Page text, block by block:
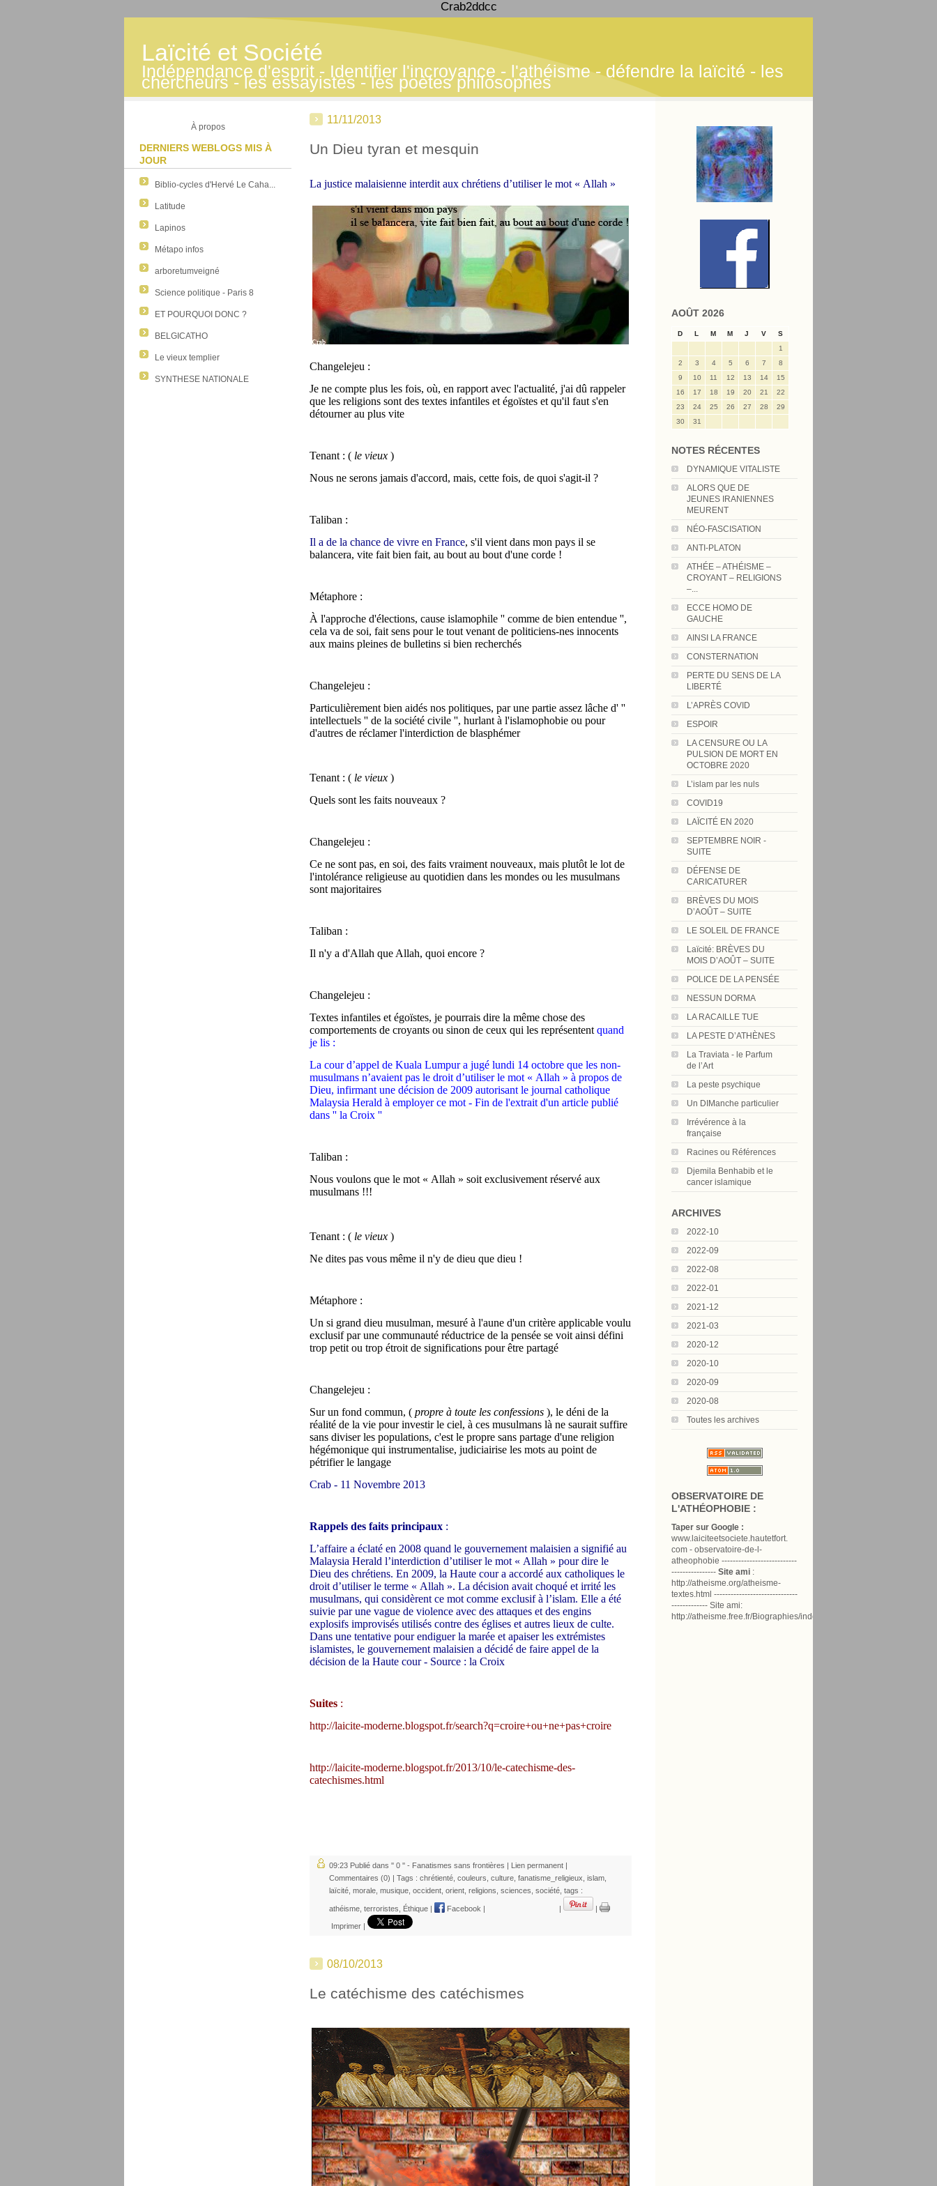
Crab2ddcc
Laïcité et Société
Indépendance d'esprit - Identifier l'incroyance - l'athéisme - défendre la laïcité - les
chercheurs - les essayistes - les poètes philosophes
À propos
DERNIERS WEBLOGS MIS À
JOUR
Biblio-cycles d'Hervé Le Caha...
Latitude
Lapinos
Métapo infos
arboretumveigné
Science politique - Paris 8
ET POURQUOI DONC ?
BELGICATHO
Le vieux templier
SYNTHESE NATIONALE
AOÛT 2026
D L M M J V
S
1
2
3 4 5 6 7
8
9
10 11 12 13 14
15
16
17 18 19 20 21
22
23
24 25 26 27 28
29
30
31
NOTES RÉCENTES
DYNAMIQUE VITALISTE
ALORS QUE DE
JEUNES IRANIENNES
MEURENT
NÉO-FASCISATION
ANTI-PLATON
ATHÉE – ATHÉISME –
CROYANT – RELIGIONS
–...
ECCE HOMO DE
GAUCHE
AINSI LA FRANCE
CONSTERNATION
PERTE DU SENS DE LA
LIBERTÉ
L’APRÈS COVID
ESPOIR
LA CENSURE OU LA
PULSION DE MORT EN
OCTOBRE 2020
L’islam par les nuls
COVID19
LAÏCITÉ EN 2020
SEPTEMBRE NOIR -
SUITE
DÉFENSE DE
CARICATURER
BRÈVES DU MOIS
D’AOÛT – SUITE
LE SOLEIL DE FRANCE
Laïcité: BRÈVES DU
MOIS D’AOÛT – SUITE
POLICE DE LA PENSÉE
NESSUN DORMA
LA RACAILLE TUE
LA PESTE D’ATHÈNES
La Traviata - le Parfum
de l’Art
La peste psychique
Un DIManche particulier
Irrévérence à la
française
Racines ou Références
Djemila Benhabib et le
cancer islamique
ARCHIVES
2022-10
2022-09
2022-08
2022-01
2021-12
2021-03
2020-12
2020-10
2020-09
2020-08
Toutes les archives
OBSERVATOIRE DE
L'ATHÉOPHOBIE :
Taper sur Google :
www.laiciteetsociete.hautetfort.
com - observatoire-de-l-
atheophobie ---------------------------
---------------- Site ami :
http://atheisme.org/atheisme-
textes.html ------------------------------
------------- Site ami:
http://atheisme.free.fr/Biographies/index.html
11/11/2013
Un Dieu tyran et mesquin
La justice malaisienne interdit aux chrétiens d’utiliser le mot « Allah »
Changelejeu :
Je ne compte plus les fois, où, en rapport avec l'actualité, j'ai dû rappeler
que les religions sont des textes infantiles et égoïstes et qu'il faut s'en
détourner au plus vite
Tenant : ( le vieux )
Nous ne serons jamais d'accord, mais, cette fois, de quoi s'agit-il ?
Taliban :
Il a de la chance de vivre en France, s'il vient dans mon pays il se
balancera, vite fait bien fait, au bout au bout d'une corde !
Métaphore :
À l'approche d'élections, cause islamophile '' comme de bien entendue '',
cela va de soi, fait sens pour le tout venant de politiciens-nes innocents
aux mains pleines de bulletins si bien recherchés
Changelejeu :
Particulièrement bien aidés nos politiques, par une partie assez lâche d' ''
intellectuels '' de la société civile '', hurlant à l'islamophobie ou pour
d'autres de réclamer l'interdiction de blasphémer
Tenant : ( le vieux )
Quels sont les faits nouveaux ?
Changelejeu :
Ce ne sont pas, en soi, des faits vraiment nouveaux, mais plutôt le lot de
l'intolérance religieuse au quotidien dans les mondes ou les musulmans
sont majoritaires
Taliban :
Il n'y a d'Allah que Allah, quoi encore ?
Changelejeu :
Textes infantiles et égoïstes, je pourrais dire la même chose des
comportements de croyants ou sinon de ceux qui les représentent quand
je lis :
La cour d’appel de Kuala Lumpur a jugé lundi 14 octobre que les non-
musulmans n’avaient pas le droit d’utiliser le mot « Allah » à propos de
Dieu, infirmant une décision de 2009 autorisant le journal catholique
Malaysia Herald à employer ce mot - Fin de l'extrait d'un article publié
dans '' la Croix ''
Taliban :
Nous voulons que le mot « Allah » soit exclusivement réservé aux
musulmans !!!
Tenant : ( le vieux )
Ne dites pas vous même il n'y de dieu que dieu !
Métaphore :
Un si grand dieu musulman, mesuré à l'aune d'un critère applicable voulu
exclusif par une communauté réductrice de la pensée se voit ainsi défini
trop petit ou trop étroit de significations pour être partagé
Changelejeu :
Sur un fond commun, ( propre à toute les confessions ), le déni de la
réalité de la vie pour investir le ciel, à ces musulmans là ne saurait suffire
sans diviser les populations, c'est le propre sans partage d'une religion
hégémonique qui instrumentalise, judiciairise les mots au point de
pétrifier le langage
Crab - 11 Novembre 2013
Rappels des faits principaux :
L’affaire a éclaté en 2008 quand le gouvernement malaisien a signifié au
Malaysia Herald l’interdiction d’utiliser le mot « Allah » pour dire le
Dieu des chrétiens. En 2009, la Haute cour a accordé aux catholiques le
droit d’utiliser le terme « Allah ». La décision avait choqué et irrité les
musulmans, qui considèrent ce mot comme exclusif à l’islam. Elle a été
suivie par une vague de violence avec des attaques et des engins
explosifs improvisés utilisés contre des églises et autres lieux de culte.
Dans une tentative pour endiguer la marée et apaiser les extrémistes
islamistes, le gouvernement malaisien a décidé de faire appel de la
décision de la Haute cour - Source : la Croix
Suites :
http://laicite-moderne.blogspot.fr/search?q=croire+ou+ne+pas+croire
http://laicite-moderne.blogspot.fr/2013/10/le-catechisme-des-
catechismes.html
09:23 Publié dans '' 0 '' - Fanatismes sans frontières | Lien permanent |
Commentaires (0) | Tags : chrétienté couleurs culture fanatisme_religieux islam
laïcité morale musique occident orient religions sciences société tags :
athéisme terroristes Éthique | Facebook | | |
Imprimer |
08/10/2013
Le catéchisme des catéchismes